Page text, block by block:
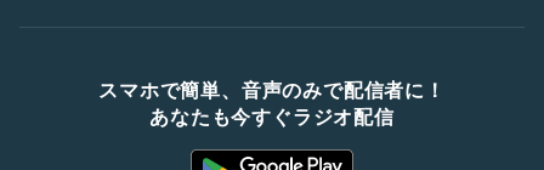
スマホで簡単、音声のみで配信者に！
あなたも今すぐラジオ配信